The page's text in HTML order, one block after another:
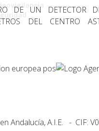
DE UN DETECTOR
DEL CENTRO
Andalucía, A.I.E. - CIF: